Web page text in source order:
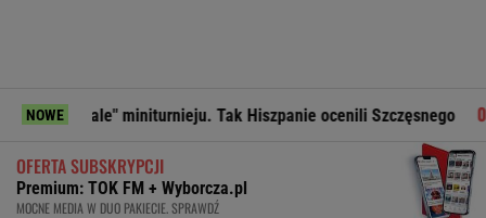
NOWE
miniturnieju. Tak Hiszpanie ocenili Szczęsnego Tak
OFERTA SUBSKRYPCJI
Premium: TOK FM + Wyborcza.pl
MOCNE MEDIA W DUO PAKIECIE. SPRAWDŹ